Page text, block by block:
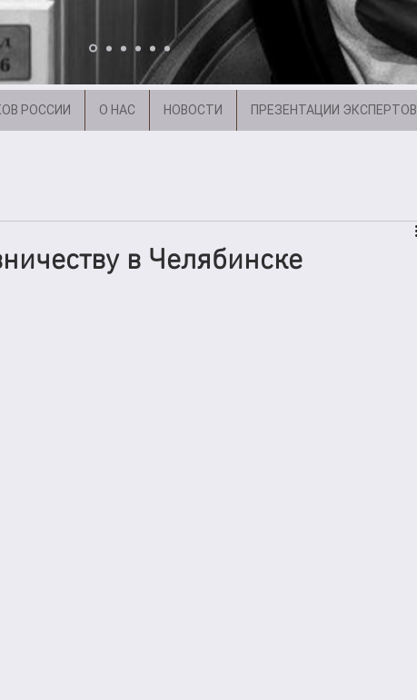
в Челябинске
РОССИИ О НАС НОВОСТИ ПРЕЗЕНТАЦИИ ЭКСПЕРТОВ